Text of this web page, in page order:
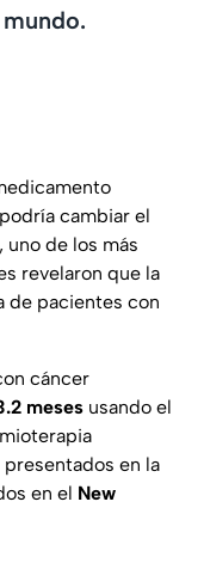
podría cambiar el
de los más
revelaron que la
de pacientes con
cáncer
meses usando el
en la
en el New